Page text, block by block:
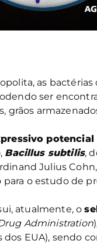
as
ser
grãos
Bacillus subtilis,
Julius
para o estudo de
atualmente, o
Administration
dos EUA), sendo